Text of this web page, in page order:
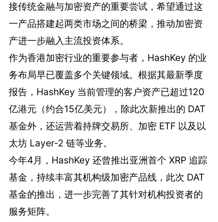
接传统金融与加密资产的重要尝试，希望通过这
一产品搭建起两类市场之间的桥梁，推动加密资
产进一步融入主流投资体系。
作为香港加密行业的重要参与者，HashKey 的业
务布局早已覆盖多个关键领域。根据其最新季度
报告，HashKey 当前管理的客户资产已超过120
亿港元（约合15亿美元），除此次新推出的 DAT
基金外，还运营着持牌交易所、加密 ETF 以及以
太坊 Layer-2 链等业务。
今年4月，HashKey 还曾推出亚洲首个 XRP 追踪
基金，持续丰富其机构级加密产品线，此次 DAT
基金的推出，进一步完善了其针对机构投资者的
服务矩阵。